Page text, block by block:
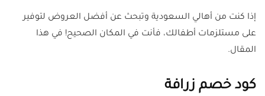
إذا كنت من أهالي السعودية وتبحث عن أفضل العروض لتوفير
على مستلزمات أطفالك، فأنت في المكان الصحيح! في هذا
المقال.
كود خصم زرافة